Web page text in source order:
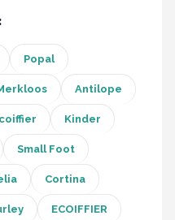
Popal
Antilope
Kinder
Small Foot
Cortina
ECOIFFIER